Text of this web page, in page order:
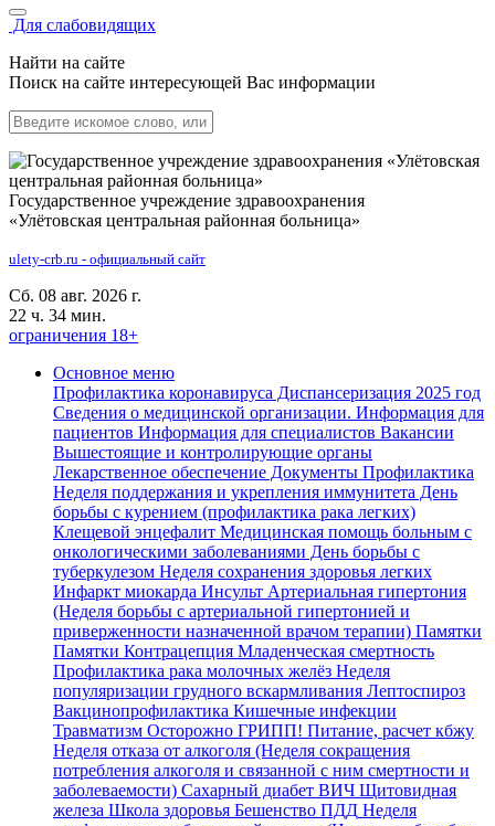
Для слабовидящих
Найти на сайте
Поиск на сайте интересующей Вас информации
Государственное учреждение здравоохранения
«Улётовская центральная районная больница»
ulety-crb.ru - официальный сайт
Сб. 08 авг. 2026 г.
22 ч. 34 мин.
ограничения 18+
Основное меню
Профилактика коронавируса Диспансеризация 2025 год
Сведения о медицинской организации. Информация для
пациентов Информация для специалистов Вакансии
Вышестоящие и контролирующие органы
Лекарственное обеспечение Документы Профилактика
Неделя поддержания и укрепления иммунитета День
борьбы с курением (профилактика рака легких)
Клещевой энцефалит Медицинская помощь больным с
онкологическими заболеваниями День борьбы с
туберкулезом Неделя сохранения здоровья легких
Инфаркт миокарда Инсульт Артериальная гипертония
(Неделя борьбы с артериальной гипертонией и
приверженности назначенной врачом терапии) Памятки
Памятки Контрацепция Младенческая смертность
Профилактика рака молочных желёз Неделя
популяризации грудного вскармливания Лептоспироз
Вакцинопрофилактика Кишечные инфекции
Травматизм Осторожно ГРИПП! Питание, расчет кбжу
Неделя отказа от алкоголя (Неделя сокращения
потребления алкоголя и связанной с ним смертности и
заболеваемости) Сахарный диабет ВИЧ Щитовидная
железа Школа здоровья Бешенство ПДД Неделя